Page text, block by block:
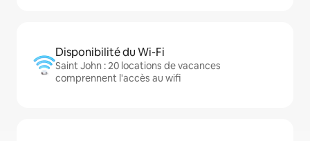
Disponibilité du Wi-Fi
Saint John : 20 locations de vacances
comprennent l'accès au wifi